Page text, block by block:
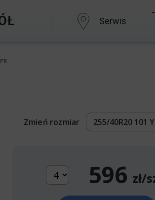
Serwis
Zmień rozmiar
596 zł/